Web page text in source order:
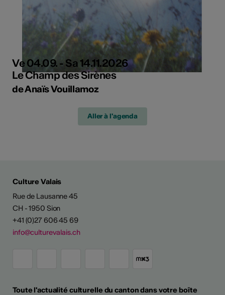
Ve 04.09. - Sa 14.11.2026
Le Champ des Sirènes
de Anaïs Vouillamoz
Aller à l'agenda
Culture Valais
Rue de Lausanne 45
CH - 1950 Sion
+41 (0)27 606 45 69
info@culturevalais.ch
Toute l'actualité culturelle du canton dans votre boîte